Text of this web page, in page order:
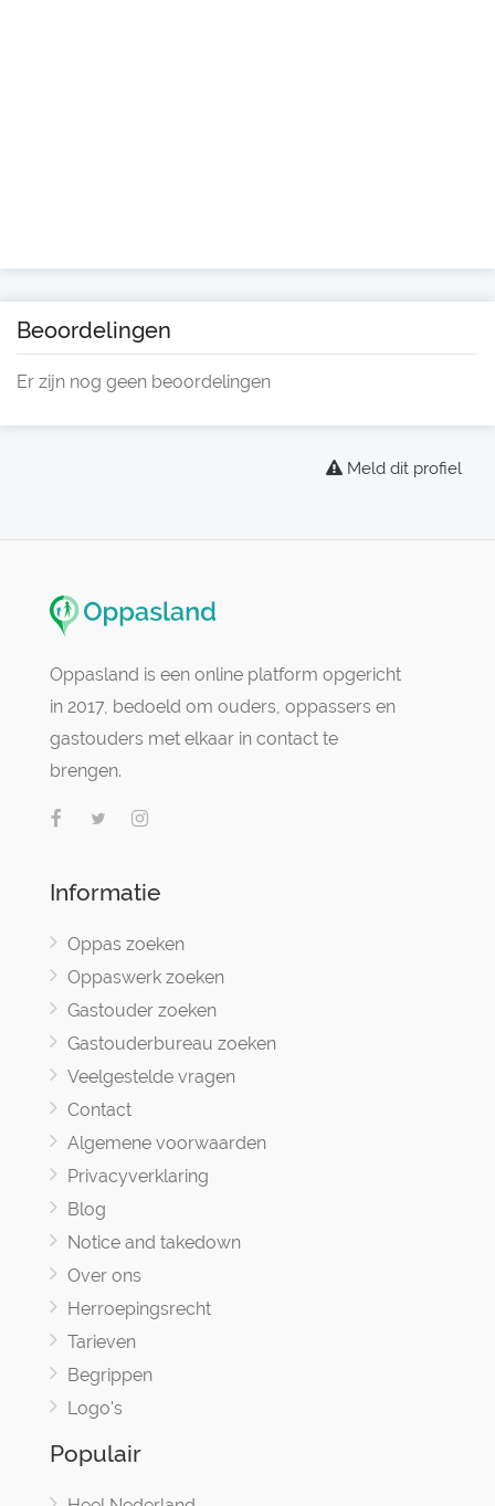
Beoordelingen
Er zijn nog geen beoordelingen
Meld dit profiel
Oppasland is een online platform opgericht
in 2017, bedoeld om ouders, oppassers en
gastouders met elkaar in contact te
brengen.
Informatie
Oppas zoeken
Oppaswerk zoeken
Gastouder zoeken
Gastouderbureau zoeken
Veelgestelde vragen
Contact
Algemene voorwaarden
Privacyverklaring
Blog
Notice and takedown
Over ons
Herroepingsrecht
Tarieven
Begrippen
Logo's
Populair